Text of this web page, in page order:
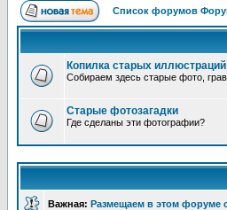
Список форумов
Копилка старых иллюстраций
Собираем здесь старые фото,
Старые фотозагадки
Где сделаны эти фотографии?
Важная: Размещаем в этом форуме